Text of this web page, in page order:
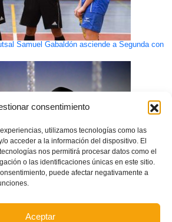
consentimiento
utilizamos tecnologías como las
o acceder a la información del dispositivo. El
nos permitirá procesar datos como el
o las identificaciones únicas en este sitio.
puede afectar negativamente a
Aceptar
Samuel Gabaldón asciende a Segunda con
Suspensión de la jornada en la Comunitat